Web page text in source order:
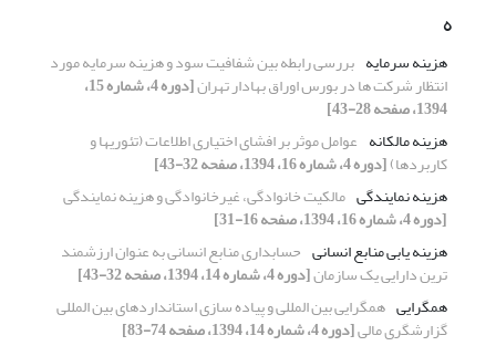
ه
هزینه سرمایه بررسی رابطه بین شفافیت سود و هزینه سرمایه مورد
انتظار شرکت ها در بورس اوراق بهادار تهران [دوره 4، شماره 15،
1394، صفحه 28-43]
هزینه مالکانه عوامل موثر بر افشای اختیاری اطلاعات (تئوریها و
کاربردها)[دوره 4، شماره 16، 1394، صفحه 32-43]
هزینه نمایندگی مالکیت خانوادگی، غیرخانوادگی و هزینه نمایندگی
[دوره 4، شماره 16، 1394، صفحه 16-31]
هزینه یابی منابع انسانی حسابداری منابع انسانی به عنوان ارزشمند
ترین دارایی یک سازمان[دوره 4، شماره 14، 1394، صفحه 32-43]
همگرایی همگرایی بین المللی و پیاده سازی استانداردهای بین المللی
گزارشگری مالی[دوره 4، شماره 14، 1394، صفحه 74-83]